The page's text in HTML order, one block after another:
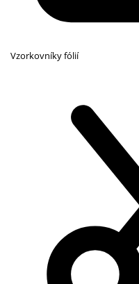
Vzorkovníky fólií